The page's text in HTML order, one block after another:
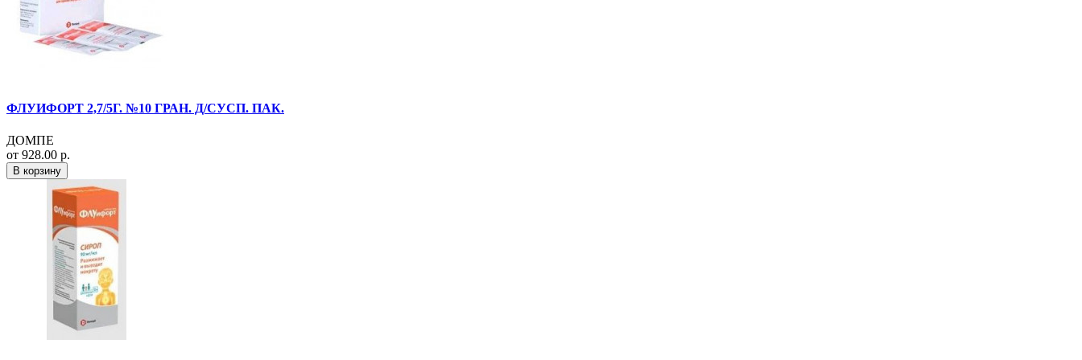
ФЛУИФОРТ 2,7/5Г. №10 ГРАН. Д/СУСП. ПАК.
ДОМПЕ
от 928.00 р.
В корзину